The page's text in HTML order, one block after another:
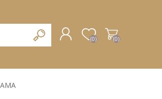
(0) (0)